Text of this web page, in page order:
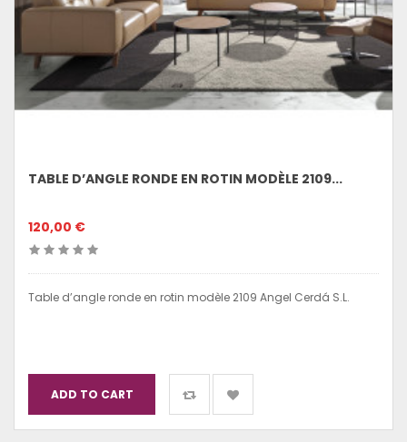
TABLE D’ANGLE RONDE EN ROTIN MODÈLE 2109...
120,00 €
Table d’angle ronde en rotin modèle 2109 Angel Cerdá S.L.
ADD TO CART